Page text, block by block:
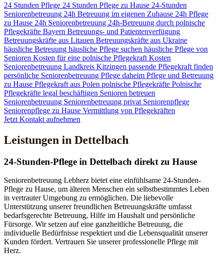
24 Stunden Pflege 24 Stunden Pflege zu Hause 24-Stunden
Seniorenbetreuung 24h Betreuung im eigenen Zuhause 24h Pflege
zu Hause 24h Seniorenbetreuung 24h-Betreuung durch polnische
Pflegekräfte Bayern Betreuungs- und Patientenverfügung
Betreuungskräfte aus Litauen Betreuungskräfte aus Ukraine
häusliche Betreuung häusliche Pflege suchen häusliche Pflege von
Senioren Kosten für eine polnische Pflegekraft Kosten
Seniorenbetreuung Landkreis Kitzingen passende Pflegekraft finden
persönliche Seniorenbetreuung Pflege daheim Pflege und Betreuung
zu Hause Pflegekraft aus Polen polnische Pflegekräfte Polnische
Pflegekräfte legal beschäftigen Senioren betreuen
Seniorenbetreuung Seniorenbetreuung privat Seniorenpflege
Seniorenpflege zu Hause Vermittlung von Pflegekräften
Jetzt Kontakt aufnehmen
Leistungen in Dettelbach
24-Stunden-Pflege in Dettelbach direkt zu Hause
Seniorenbetreuung Lebherz bietet eine einfühlsame 24-Stunden-
Pflege zu Hause, um älteren Menschen ein selbstbestimmtes Leben
in vertrauter Umgebung zu ermöglichen. Die liebevolle
Unterstützung unserer freundlichen Betreuungskräfte umfasst
bedarfsgerechte Betreuung, Hilfe im Haushalt und persönliche
Fürsorge. Wir setzen auf eine ganzheitliche Betreuung, die
individuelle Bedürfnisse respektiert und die Lebensqualität unserer
Kunden fördert. Vertrauen Sie unserer professionelle Pflege mit
Herz.